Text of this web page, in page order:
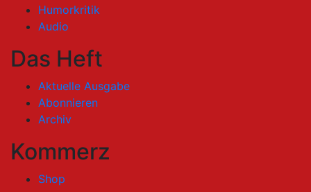
Humorkritik
Audio
Das Heft
Aktuelle Ausgabe
Abonnieren
Archiv
Kommerz
Shop